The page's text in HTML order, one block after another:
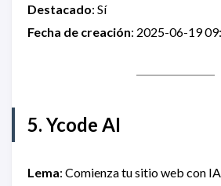
Destacado: Sí
Fecha de creación: 2025-06-19
5. Ycode AI
Lema: Comienza tu sitio web con IA